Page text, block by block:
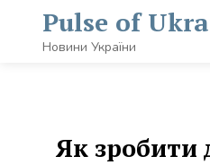
content
Pulse of
Новини України
Як зробити